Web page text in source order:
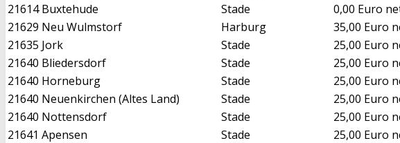
21614 Buxtehude Stade 0,00 Euro
21629 Neu Wulmstorf Harburg 35,00 Euro
21635 Jork Stade 25,00 Euro
21640 Bliedersdorf Stade 25,00 Euro
21640 Horneburg Stade 25,00 Euro
21640 Neuenkirchen (Altes Land) Stade 25,00 Euro
21640 Nottensdorf Stade 25,00 Euro
21641 Apensen Stade 25,00 Euro